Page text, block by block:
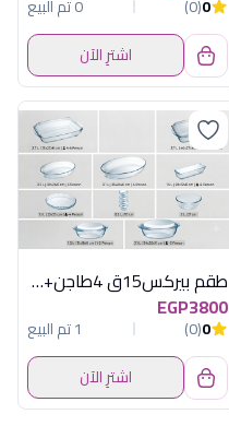
0
(0)
0 تم البيع
اشترِ الآن
طقم بيركس15ق 4طاجن+قالب+5بولة+صينية+2حلة
EGP3800
0
(0)
1 تم البيع
اشترِ الآن